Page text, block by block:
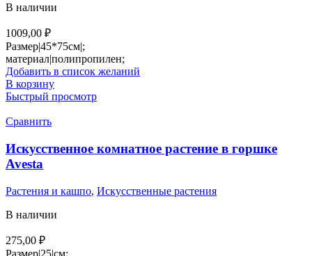
В наличии
1009,00 ₽
Размер|45*75см|;
материал|полипропилен;
Добавить в список желаний
В корзину
Быстрый просмотр
Сравнить
Искусственное комнатное растение в горшке
Avesta
Растения и кашпо, Искусственные растения
В наличии
275,00 ₽
Размер|25|см;